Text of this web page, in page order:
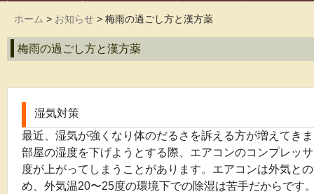
ホーム > お知らせ > 梅雨の過ごし方と漢方薬
梅雨の過ごし方と漢方薬
湿気対策
最近、湿気が強くなり体のだるさを訴える方が増えてき
部屋の湿度を下げようとする際、エアコンのコンプレッ
度が上がってしまうことがあります。エアコンは外気と
め、外気温20〜25度の環境下での除湿は苦手だからです